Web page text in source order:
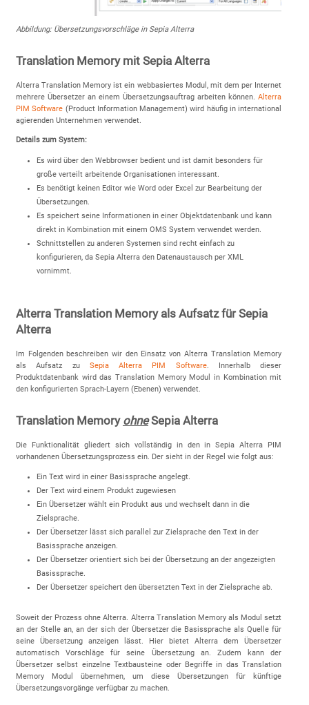
Abbildung: Übersetzungsvorschläge in Sepia Alterra
Translation Memory mit Sepia Alterra
Alterra Translation Memory ist ein webbasiertes Modul, mit dem per Internet
mehrere Übersetzer an einem Übersetzungsauftrag arbeiten können.Alterra
PIM Software (Product Information Management) wird häufig in international
agierenden Unternehmen verwendet.
Details zum System:
Es wird über den Webbrowser bedient und ist damit besonders für
große verteilt arbeitende Organisationen interessant.
Es benötigt keinen Editor wie Word oder Excel zur Bearbeitung der
Übersetzungen.
Es speichert seine Informationen in einer Objektdatenbank und kann
direkt in Kombination mit einem OMS System verwendet werden.
Schnittstellen zu anderen Systemen sind recht einfach zu
konfigurieren, da Sepia Alterra den Datenaustausch per XML
vornimmt.
Alterra Translation Memory als Aufsatz für Sepia
Alterra
Im Folgenden beschreiben wir den Einsatz von Alterra Translation Memory
als Aufsatz zu Sepia Alterra PIM Software. Innerhalb dieser
Produktdatenbank wird das Translation Memory Modul in Kombination mit
den konfigurierten Sprach-Layern (Ebenen) verwendet.
Translation Memory ohneSepia Alterra
Die Funktionalität gliedert sich vollständig in den in Sepia Alterra PIM
vorhandenen Übersetzungsprozess ein. Der sieht in der Regel wie folgt aus:
Ein Text wird in einer Basissprache angelegt.
Der Text wird einem Produkt zugewiesen
Ein Übersetzer wählt ein Produkt aus und wechselt dann in die
Zielsprache.
Der Übersetzer lässt sich parallel zur Zielsprache den Text in der
Basissprache anzeigen.
Der Übersetzer orientiert sich bei der Übersetzung an der angezeigten
Basissprache.
Der Übersetzer speichert den übersetzten Text in der Zielsprache ab.
Soweit der Prozess ohne Alterra. Alterra Translation Memory als Modul setzt
an der Stelle an, an der sich der Übersetzer die Basissprache als Quelle für
seine Übersetzung anzeigen lässt. Hier bietet Alterra dem Übersetzer
automatisch Vorschläge für seine Übersetzung an. Zudem kann der
Übersetzer selbst einzelne Textbausteine oder Begriffe in das Translation
Memory Modul übernehmen, um diese Übersetzungen für künftige
Übersetzungsvorgänge verfügbar zu machen.